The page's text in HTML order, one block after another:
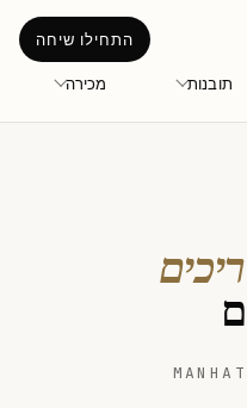
תובנות מכירה
התחילו שיחה